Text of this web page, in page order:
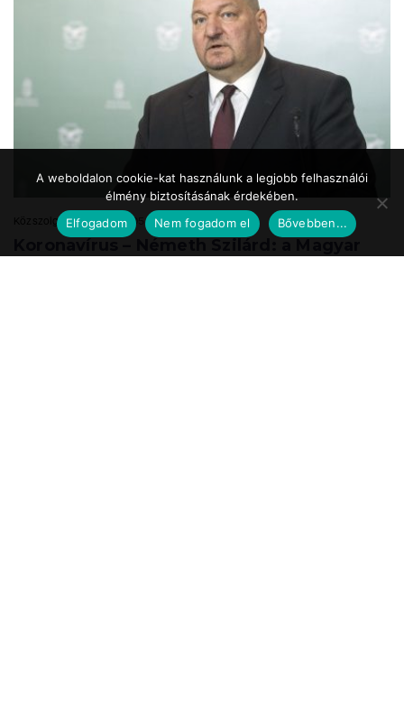
Közszolgálat.hu 2020.05.24. 17:39
A weboldalon cookie-kat használunk a legjobb felhasználói
élmény biztosításának érdekében.
Elfogadom
Nem fogadom el Bővebben...